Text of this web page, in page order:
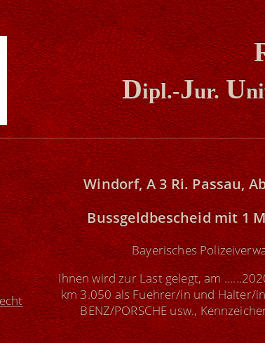
Dipl.-Jur.U
Windorf, A 3 Ri. Passau,
Bussgeldbescheidmit 1
Bayerisches
Ihnen wird zur Last gelegt, am
km 3.050 als Fuehrer/in und Halter/in
BENZ/PORSCHE usw.,